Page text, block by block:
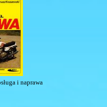
i naprawa